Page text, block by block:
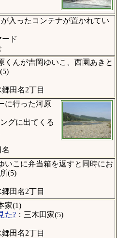
入ったコンテナが置かれてい
ド
くんが吉岡ゆいこ、西園あきと
田名2丁目
に行った河原
グに出てくる
いこに弁当箱を返すと同時にお
(5)
田名2丁目
家(1)
た?：三木田家(5)
田名2丁目